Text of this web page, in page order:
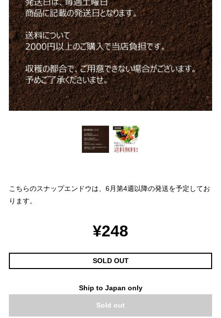
こちらのスナップエンドウは、6月第4週以降の発送を予定してお
ります。
¥248
SOLD OUT
Ship to Japan only
Sold out